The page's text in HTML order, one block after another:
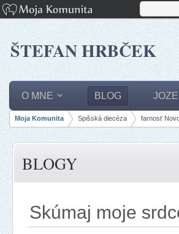
ŠTEFAN HRBČEK
O MNE BLOG
panely, lišty
Moja Komunita Spišská diecéza farnosť
BLOGY
Skúmaj moje